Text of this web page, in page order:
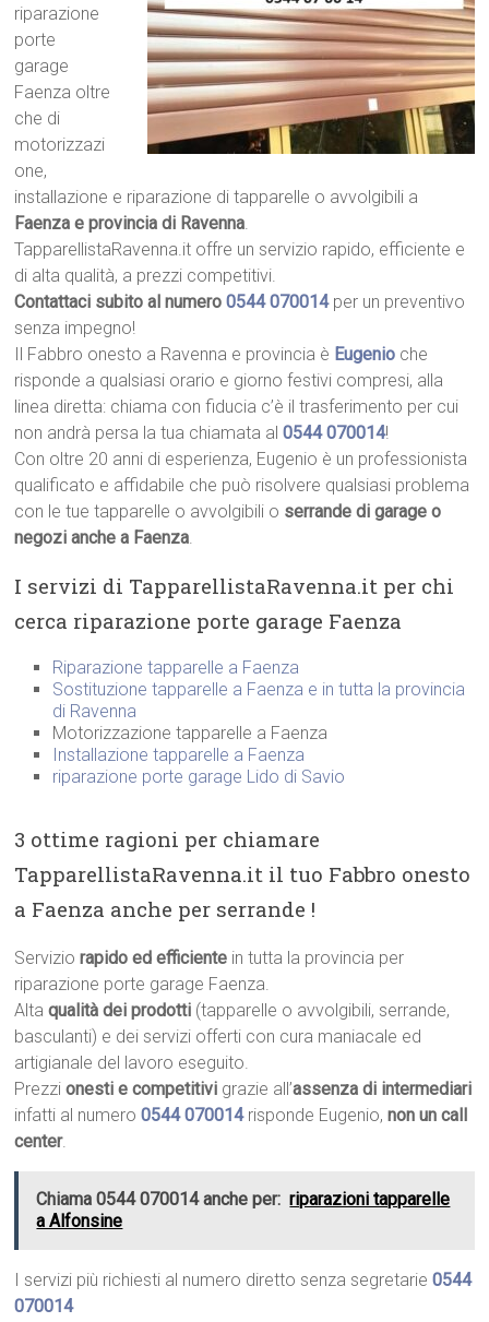
riparazione
porte
garage
Faenza oltre
che di
motorizzazi
one,
installazione e riparazione di tapparelle o avvolgibili a
Faenza e provincia di Ravenna.
TapparellistaRavenna.it offre un servizio rapido, efficiente e
di alta qualità, a prezzi competitivi.
Contattaci subito al numero0544 070014per un preventivo
senza impegno!
Il Fabbro onesto a Ravenna e provincia è Eugenio che
risponde a qualsiasi orario e giorno festivi compresi, alla
linea diretta: chiama con fiducia c’è il trasferimento per cui
non andrà persa la tua chiamata al0544 070014!
Con oltre 20 anni di esperienza, Eugenio è un professionista
qualificato e affidabile che può risolvere qualsiasi problema
con le tue tapparelle o avvolgibili o serrande di garage o
negozi anche a Faenza.
I servizi di TapparellistaRavenna.it per chi
cerca riparazione porte garage Faenza
Riparazione tapparelle a Faenza
Sostituzione tapparelle a Faenza e in tutta la provincia
di Ravenna
Motorizzazione tapparelle a Faenza
Installazione tapparelle a Faenza
riparazione porte garage Lido di Savio
3 ottime ragioni per chiamare
TapparellistaRavenna.it il tuo Fabbro onesto
a Faenza anche per serrande !
Serviziorapido ed efficiente in tutta la provincia per
riparazione porte garage Faenza.
Altaqualità dei prodotti (tapparelle o avvolgibili, serrande,
basculanti) e dei servizi offerti con cura maniacale ed
artigianale del lavoro eseguito.
Prezzionesti e competitivi grazie all’assenza di intermediari
infatti al numero0544 070014 risponde Eugenio,non un call
center.
Chiama 0544 070014 anche per: riparazioni tapparelle
a Alfonsine
I servizi più richiesti al numero diretto senza segretarie0544
070014